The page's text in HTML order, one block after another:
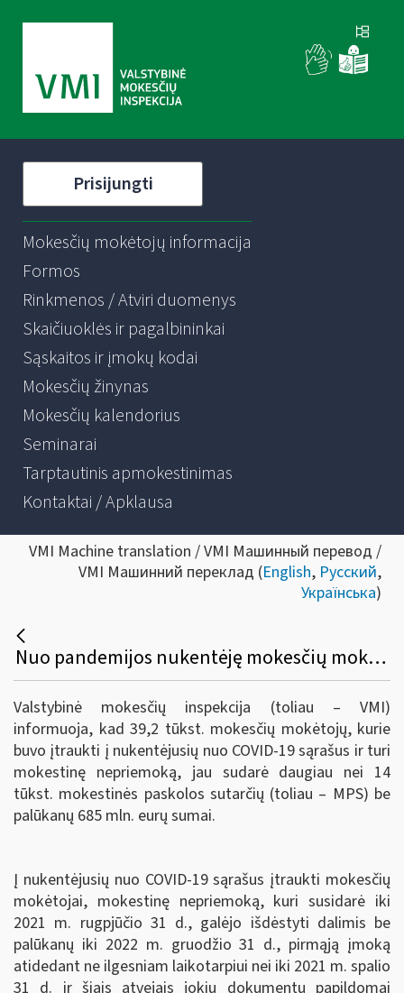
Prisijungti
Mokesčių mokėtojų informacija
Formos
Rinkmenos / Atviri duomenys
Skaičiuoklės ir pagalbininkai
Sąskaitos ir įmokų kodai
Mokesčių žinynas
Mokesčių kalendorius
Seminarai
Tarptautinis apmokestinimas
Kontaktai / Apklausa
VMI Machine translation / VMI Машинный перевод /
VMI Машинний переклад (English, Русский,
Українська)
Nuo pandemijos nukentėję mokesčių mokėtojai jau sudarė mokestinės paskolos sutarčių be palūkanų 685 mln. eurų sumai
Valstybinė mokesčių inspekcija (toliau – VMI)
informuoja, kad 39,2 tūkst. mokesčių mokėtojų, kurie
buvo įtraukti į nukentėjusių nuo COVID-19 sąrašus ir turi
mokestinę nepriemoką, jau sudarė daugiau nei 14
tūkst. mokestinės paskolos sutarčių (toliau – MPS) be
palūkanų 685 mln. eurų sumai.
Į nukentėjusių nuo COVID-19 sąrašus įtraukti mokesčių
mokėtojai, mokestinę nepriemoką, kuri susidarė iki
2021 m. rugpjūčio 31 d., galėjo išdėstyti dalimis be
palūkanų iki 2022 m. gruodžio 31 d., pirmąją įmoką
atidedant ne ilgesniam laikotarpiui nei iki 2021 m. spalio
31 d. ir šiais atvejais jokių dokumentų papildomai